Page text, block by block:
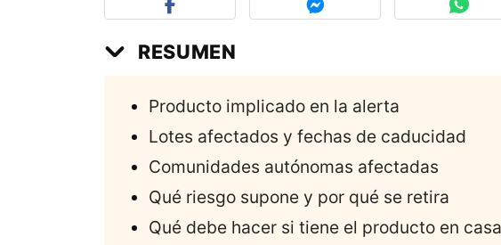
RESUMEN
Producto implicado en la alerta
Lotes afectados y fechas de caducidad
Comunidades autónomas afectadas
Qué riesgo supone y por qué se retira
Qué debe hacer si tiene el producto en casa